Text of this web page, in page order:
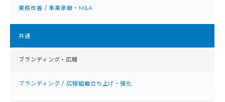
業務改善 /事業承継・M&A
共通
ブランディング・広報
ブランディング /広報組織立ち上げ・強化